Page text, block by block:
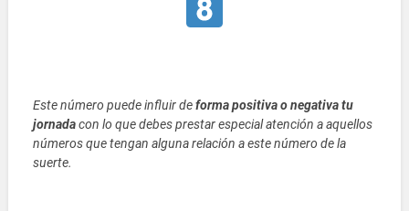
Este número puede influir deforma positiva o negativa tu
jornadacon lo que debes prestar especial atención a aquellos
números que tengan alguna relación a este número de la
suerte.